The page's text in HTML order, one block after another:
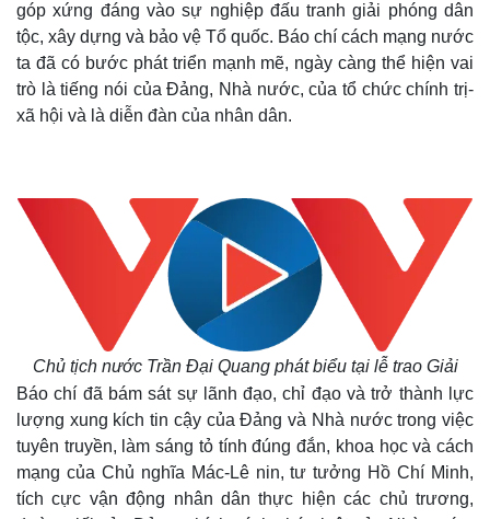
góp xứng đáng vào sự nghiệp đấu tranh giải phóng dân
tộc, xây dựng và bảo vệ Tổ quốc. Báo chí cách mạng nước
ta đã có bước phát triển mạnh mẽ, ngày càng thể hiện vai
trò là tiếng nói của Đảng, Nhà nước, của tổ chức chính trị-
xã hội và là diễn đàn của nhân dân.
Chủ tịch nước Trần Đại Quang phát biểu tại lễ trao Giải
Báo chí đã bám sát sự lãnh đạo, chỉ đạo và trở thành lực
lượng xung kích tin cậy của Đảng và Nhà nước trong việc
tuyên truyền, làm sáng tỏ tính đúng đắn, khoa học và cách
mạng của Chủ nghĩa Mác-Lê nin, tư tưởng Hồ Chí Minh,
tích cực vận động nhân dân thực hiện các chủ trương,